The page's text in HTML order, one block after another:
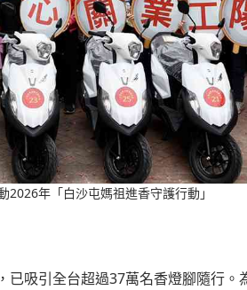
2026年「白沙屯媽祖進香守護行動」
吸引全台超過37萬名香燈腳隨行。